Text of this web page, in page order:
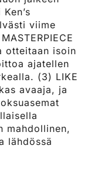
viime
otteitaan isoin
ajatellen
(3) LIKE
avaaja, ja
mahdollinen,
lähdössä